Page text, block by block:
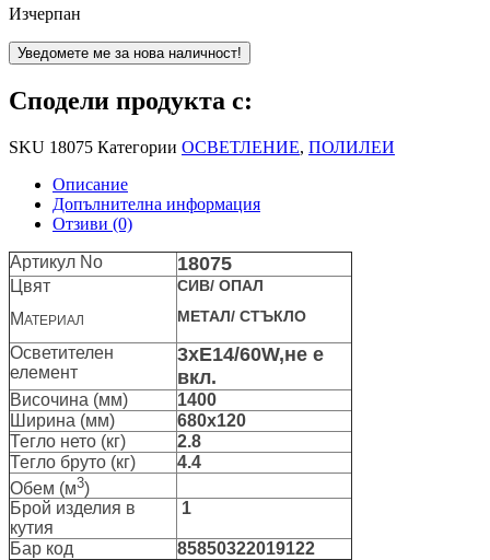
Изчерпан
Уведомете ме за нова наличност!
Сподели продукта с:
SKU 18075 Категории ОСВЕТЛЕНИЕ, ПОЛИЛЕИ
Описание
Допълнителна информация
Отзиви (0)
Артикул No 18075
Цвят
МАТЕРИАЛ
СИВ/ ОПАЛ
МЕТАЛ/ СТЪКЛО
Осветителен
елемент
3xЕ14/60W,не е
вкл.
Височина (мм)
1400
Ширина (мм)
680х120
Тегло нето (кг)
2.8
Тегло бруто (кг)
4.4
Обем (м3)
Брой изделия в
кутия
1
Бар код
85850322019122